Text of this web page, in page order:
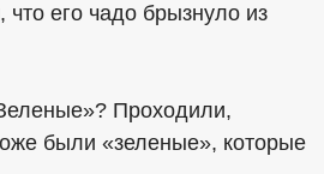
что его чадо брызнуло из
Проходили,
были «зеленые», которые